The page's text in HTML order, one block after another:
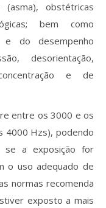
obstétricas
bem como
e do desempenho
desorientação,
e de
entre os 3000 e os
4000 Hzs), podendo
se a exposição for
o uso adequado de
normas recomenda
exposto a mais